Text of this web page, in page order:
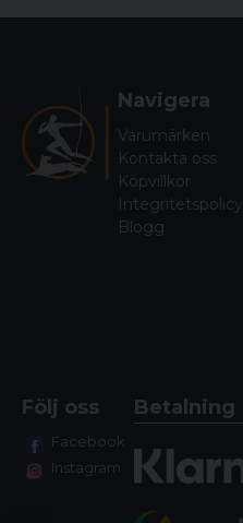
Navigera
Varumärken
Kontakta oss
Köpvillkor
Integritetspolicy
Blogg
Följ oss
Facebook
Instagram
Betalning